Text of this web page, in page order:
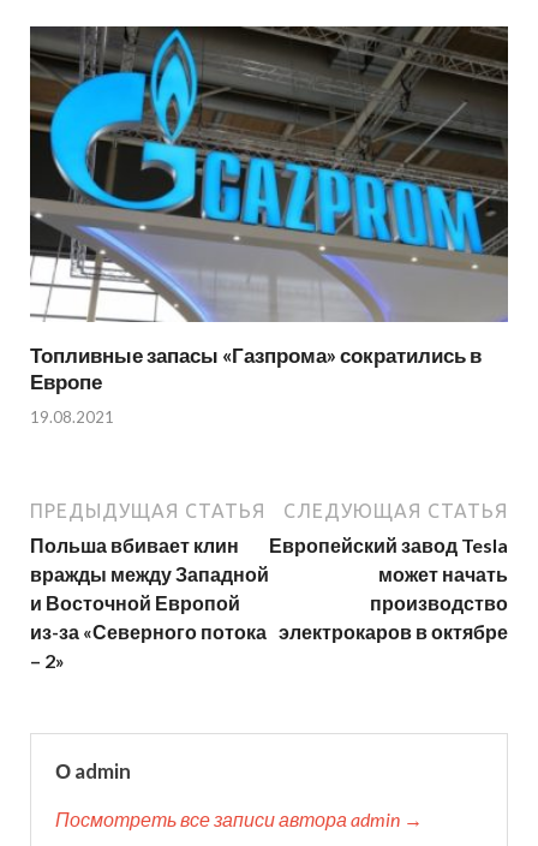
Топливные запасы «Газпрома» сократились в
Европе
19.08.2021
ПРЕДЫДУЩАЯ СТАТЬЯ
Польша вбивает клин
вражды между Западной
и Восточной Европой
из-за «Северного потока
– 2»
СЛЕДУЮЩАЯ СТАТЬЯ
Европейский завод Tesla
может начать
производство
электрокаров в октябре
О admin
Посмотреть все записи автора admin →